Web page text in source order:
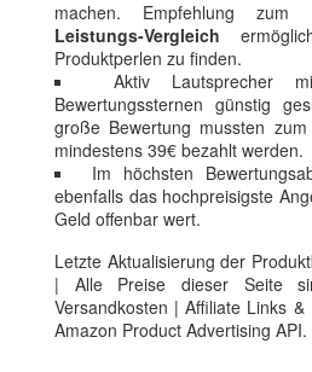
machen. Empfehlung
Leistungs-Vergleich
Produktperlen zu finden.
Aktiv Lautsprecher
Bewertungssternen günstig
große Bewertung mussten zum
mindestens 39€ bezahlt werden.
Im höchsten
ebenfalls das hochpreisigste
Geld offenbar wert.
Letzte Aktualisierung der
| Alle Preise dieser Seite
Versandkosten | Affiliate Links
Amazon Product Advertising